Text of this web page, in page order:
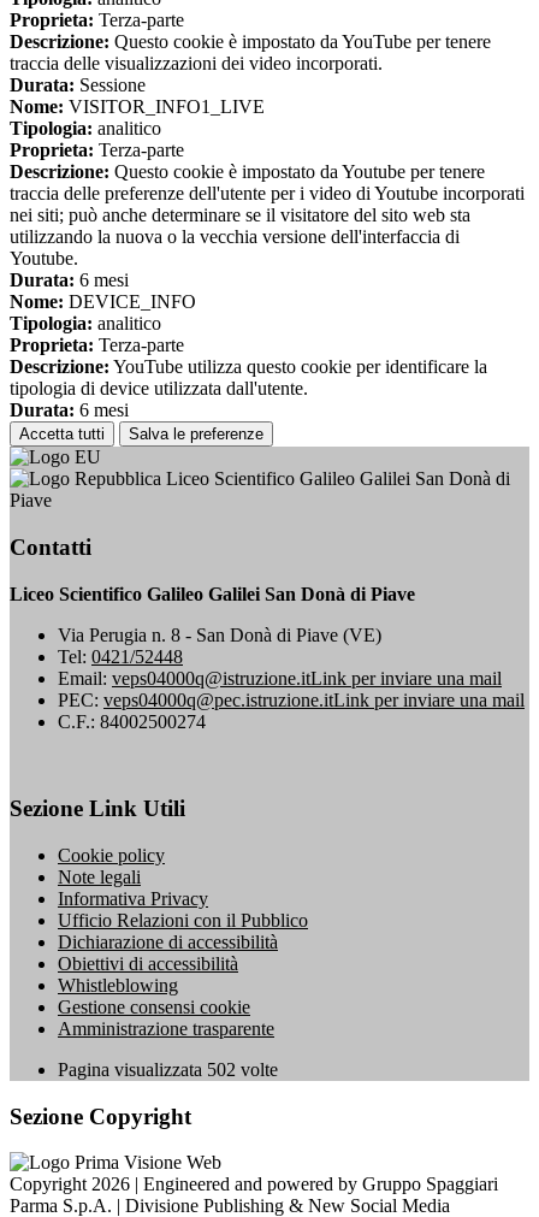
Proprieta: Terza-parte
Descrizione: Questo cookie è impostato da YouTube per tenere
traccia delle visualizzazioni dei video incorporati.
Durata: Sessione
Nome: VISITOR_INFO1_LIVE
Tipologia: analitico
Proprieta: Terza-parte
Descrizione: Questo cookie è impostato da Youtube per tenere
traccia delle preferenze dell'utente per i video di Youtube incorporati
nei siti; può anche determinare se il visitatore del sito web sta
utilizzando la nuova o la vecchia versione dell'interfaccia di
Youtube.
Durata: 6 mesi
Nome: DEVICE_INFO
Tipologia: analitico
Proprieta: Terza-parte
Descrizione: YouTube utilizza questo cookie per identificare la
tipologia di device utilizzata dall'utente.
Durata: 6 mesi
Accetta tutti Salva le preferenze
Liceo Scientifico Galileo Galilei San Donà di
Piave
Contatti
Liceo Scientifico Galileo Galilei San Donà di Piave
Via Perugia n. 8 - San Donà di Piave (VE)
Tel: 0421/52448
Email: veps04000q@istruzione.itLink per inviare una mail
PEC: veps04000q@pec.istruzione.itLink per inviare una mail
C.F.: 84002500274
Sezione Link Utili
Cookie policy
Note legali
Informativa Privacy
Ufficio Relazioni con il Pubblico
Dichiarazione di accessibilità
Obiettivi di accessibilità
Whistleblowing
Gestione consensi cookie
Amministrazione trasparente
Pagina visualizzata 502 volte
Sezione Copyright
Copyright 2026 | Engineered and powered by Gruppo Spaggiari
Parma S.p.A. | Divisione Publishing & New Social Media